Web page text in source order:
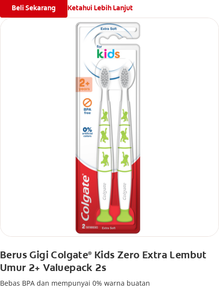
Beli Sekarang Ketahui Lebih Lanjut
Berus Gigi Colgate®Kids Zero Extra Lembut
Umur 2+ Valuepack 2s
Bebas BPA dan mempunyai 0% warna buatan